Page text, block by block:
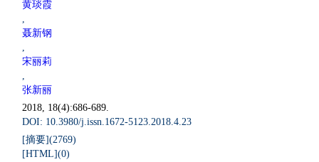
黄琰霞
,
聂新钢
,
宋丽莉
,
张新丽
2018, 18(4):686-689.
DOI: 10.3980/j.issn.1672-5123.2018.4.23
[摘要](2769)
[HTML](0)